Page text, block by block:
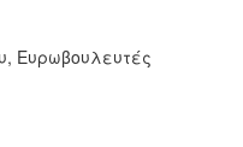
Ευρωβουλευτές